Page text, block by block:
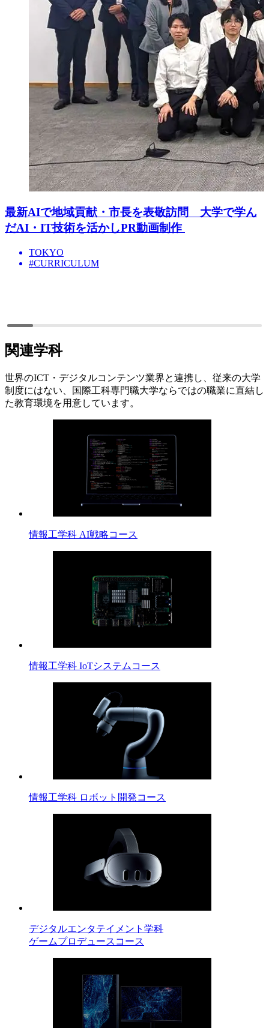
最新AIで地域貢献・市長を表敬訪問 大学で学ん
だAI・IT技術を活かしPR動画制作
TOKYO
#CURRICULUM
関連学科
世界のICT・デジタルコンテンツ業界と連携し、従来の大学
制度にはない、国際工科専門職大学ならではの職業に直結し
た教育環境を用意しています。
情報工学科 AI戦略コース
情報工学科 IoTシステムコース
情報工学科 ロボット開発コース
デジタルエンタテイメント学科
ゲームプロデュースコース